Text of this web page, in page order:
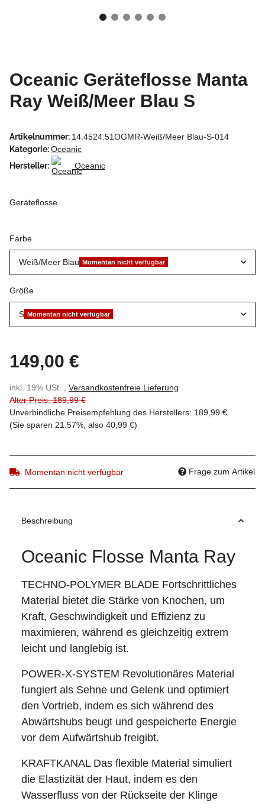
Oceanic Geräteflosse Manta
Ray Weiß/Meer Blau S
Artikelnummer: 14.4524.51OGMR-Weiß/Meer Blau-S-014
Kategorie:Oceanic
Hersteller:
Oceanic
Geräteflosse
Farbe
Weiß/Meer Blau Momentan nicht verfügbar
Größe
S Momentan nicht verfügbar
149,00 €
inkl. 19% USt. , Versandkostenfreie Lieferung
Alter Preis: 189,99 €
Unverbindliche Preisempfehlung des Herstellers: 189,99 €
(Sie sparen 21.57% , also 40,99 €)
Momentan nicht verfügbar Frage zum Artikel
Beschreibung
Oceanic Flosse Manta Ray
TECHNO-POLYMER BLADE Fortschrittliches
Material bietet die Stärke von Knochen, um
Kraft, Geschwindigkeit und Effizienz zu
maximieren, während es gleichzeitig extrem
leicht und langlebig ist.
POWER-X-SYSTEM Revolutionäres Material
fungiert als Sehne und Gelenk und optimiert
den Vortrieb, indem es sich während des
Abwärtshubs beugt und gespeicherte Energie
vor dem Aufwärtshub freigibt.
KRAFTKANAL Das flexible Material simuliert
die Elastizität der Haut, indem es den
Wasserfluss von der Rückseite der Klinge